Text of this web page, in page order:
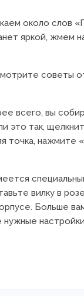
около слов
яркой, жмем
советы
всего, вы
это так,
точка, нажмите
вилку в
Больше